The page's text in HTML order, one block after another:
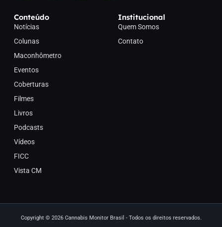
Conteúdo
Notícias
Colunas
Maconhômetro
Eventos
Coberturas
Filmes
Livros
Podcasts
Vídeos
FICC
Vista CM
Institucional
Quem Somos
Contato
Copyright © 2026 Cannabis Monitor Brasil - Todos os direitos reservados.